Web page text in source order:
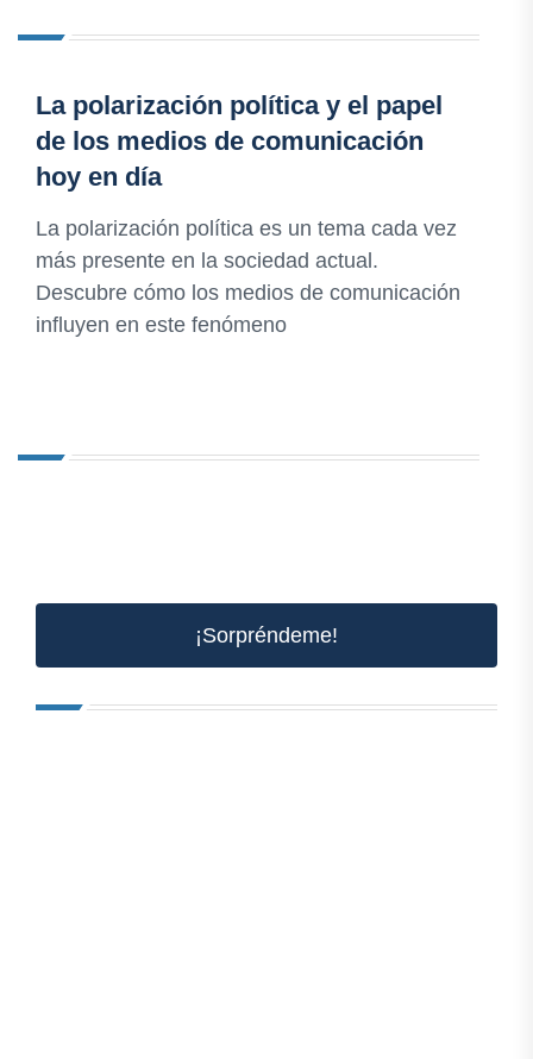
La polarización política y el papel
de los medios de comunicación
hoy en día
La polarización política es un tema cada vez
más presente en la sociedad actual.
Descubre cómo los medios de comunicación
influyen en este fenómeno
¡Sorpréndeme!